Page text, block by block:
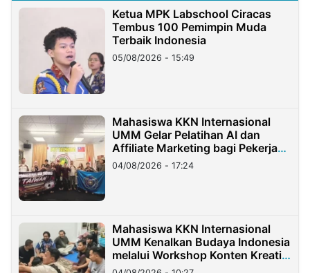
Ketua MPK Labschool Ciracas
Tembus 100 Pemimpin Muda
Terbaik Indonesia
05/08/2026 - 15:49
Mahasiswa KKN Internasional
UMM Gelar Pelatihan AI dan
Affiliate Marketing bagi Pekerja
Migran Indonesia di Taiwan
04/08/2026 - 17:24
Mahasiswa KKN Internasional
UMM Kenalkan Budaya Indonesia
melalui Workshop Konten Kreatif
di Taiwan